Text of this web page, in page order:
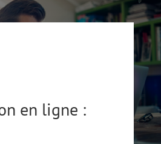
en ligne :